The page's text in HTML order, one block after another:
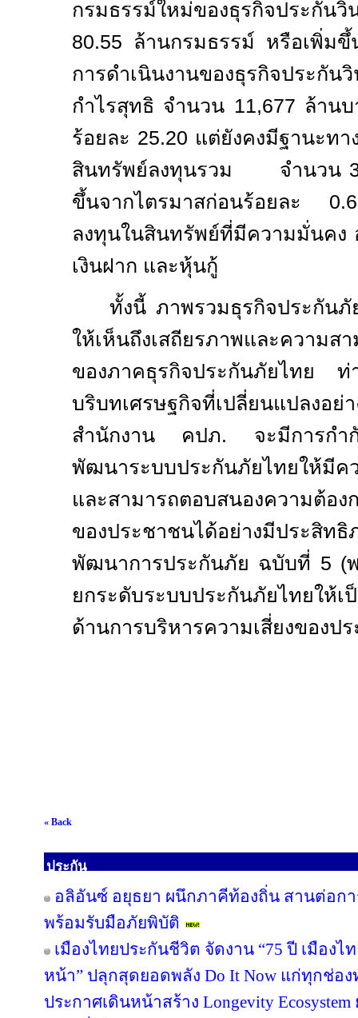
กรมธรรม์ใหม่ของธุรกิจประกันวิ
80.55 ล้านกรมธรรม์ หรือเพิ่ม
การดำเนินงานของธุรกิจประ
กำไรสุทธิ จำนวน 11,677 ล้าน
ร้อยละ 25.20 แต่ยังคงมีฐานะท
สินทรัพย์ลงทุนรวม จำนวน
ขึ้นจากไตรมาสก่อนร้อยละ
ลงทุนในสินทรัพย์ที่มีความมั่นค
เงินฝาก และหุ้นกู้
ทั้งนี้ ภาพรวมธุรกิจประกัน
ให้เห็นถึงเสถียรภาพและความส
ของภาคธุรกิจประกันภัยไทย ท่
บริบทเศรษฐกิจที่เปลี่ยนแปล
สำนักงาน คปภ. จะมีการกำกั
พัฒนาระบบประกันภัยไทยให้
และสามารถตอบสนองความต้อ
ของประชาชนได้อย่างมีประสิท
พัฒนาการประกันภัย ฉบับที่ 5 (
ยกระดับระบบประกันภัยไทยให้เ
ด้านการบริหารความเสี่ยงของปร
« Back
ประกัน
อลิอันซ์ อยุธยา ผนึกภาคีท้องถิ่น สานต่อก
พร้อมรับมือภัยพิบัติ
เมืองไทยประกันชีวิต จัดงาน “75 ปี เมือง
หน้า” ปลุกสุดยอดพลัง Do It Now แก่ทุกช่อ
ประกาศเดินหน้าสร้าง Longevity